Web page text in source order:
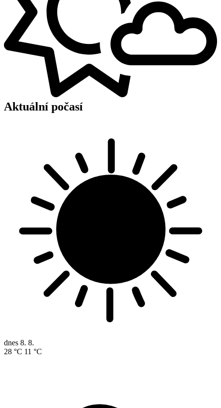
Aktuální počasí
dnes 8. 8.
28 °C 11 °C